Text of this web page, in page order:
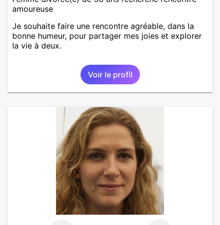
amoureuse
Je souhaite faire une rencontre agréable, dans la
bonne humeur, pour partager mes joies et explorer
la vie à deux.
Voir le profil